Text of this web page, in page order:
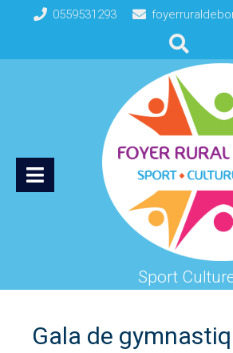
0559531293
Sport
Gala de